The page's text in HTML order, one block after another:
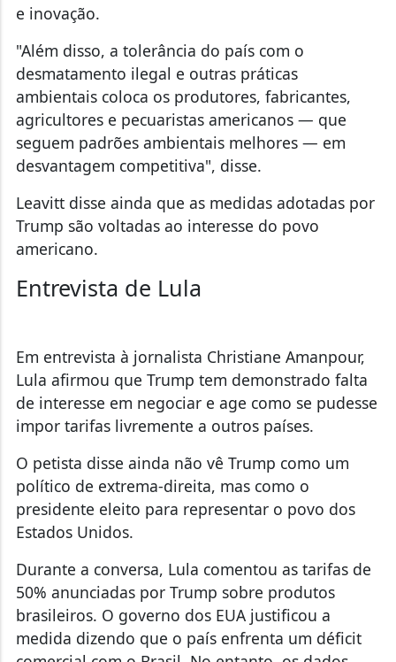
e inovação.
"Além disso, a tolerância do país com o
desmatamento ilegal e outras práticas
ambientais coloca os produtores, fabricantes,
agricultores e pecuaristas americanos — que
seguem padrões ambientais melhores — em
desvantagem competitiva", disse.
Leavitt disse ainda que as medidas adotadas por
Trump são voltadas ao interesse do povo
americano.
Entrevista de Lula
Em entrevista à jornalista Christiane Amanpour,
Lula afirmou que Trump tem demonstrado falta
de interesse em negociar e age como se pudesse
impor tarifas livremente a outros países.
O petista disse ainda não vê Trump como um
político de extrema-direita, mas como o
presidente eleito para representar o povo dos
Estados Unidos.
Durante a conversa, Lula comentou as tarifas de
50% anunciadas por Trump sobre produtos
brasileiros. O governo dos EUA justificou a
medida dizendo que o país enfrenta um déficit